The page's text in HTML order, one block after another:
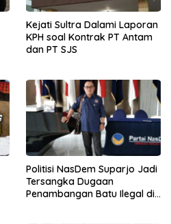
Kejati Sultra Dalami Laporan
KPH soal Kontrak PT Antam
dan PT SJS
Politisi NasDem Suparjo Jadi
Tersangka Dugaan
Penambangan Batu Ilegal di